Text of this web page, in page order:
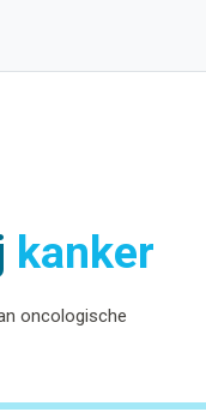
kanker
oncologische